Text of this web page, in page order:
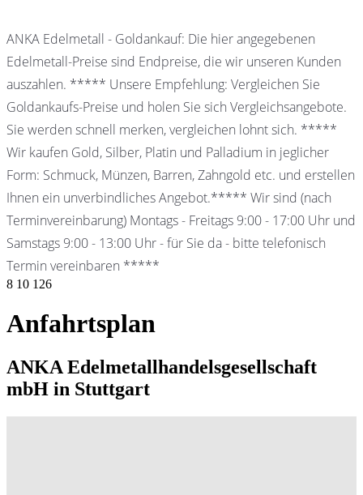
ANKA Edelmetall - Goldankauf: Die hier angegebenen
Edelmetall-Preise sind Endpreise, die wir unseren Kunden
auszahlen. ***** Unsere Empfehlung: Vergleichen Sie
Goldankaufs-Preise und holen Sie sich Vergleichsangebote.
Sie werden schnell merken, vergleichen lohnt sich. *****
Wir kaufen Gold, Silber, Platin und Palladium in jeglicher
Form: Schmuck, Münzen, Barren, Zahngold etc. und erstellen
Ihnen ein unverbindliches Angebot.***** Wir sind (nach
Terminvereinbarung) Montags - Freitags 9:00 - 17:00 Uhr und
Samstags 9:00 - 13:00 Uhr - für Sie da - bitte telefonisch
Termin vereinbaren *****
8 10 126
Anfahrtsplan
ANKA Edelmetallhandelsgesellschaft
mbH in Stuttgart